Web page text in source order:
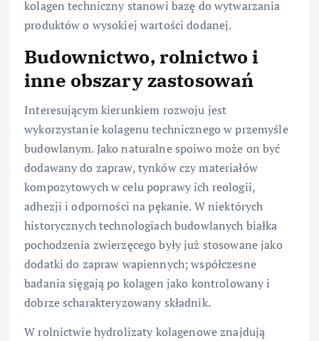
kolagen techniczny stanowi bazę do wytwarzania
produktów o wysokiej wartości dodanej.
Budownictwo, rolnictwo i
inne obszary zastosowań
Interesującym kierunkiem rozwoju jest
wykorzystanie kolagenu technicznego w przemyśle
budowlanym. Jako naturalne spoiwo może on być
dodawany do zapraw, tynków czy materiałów
kompozytowych w celu poprawy ich reologii,
adhezji i odporności na pękanie. W niektórych
historycznych technologiach budowlanych białka
pochodzenia zwierzęcego były już stosowane jako
dodatki do zapraw wapiennych; współczesne
badania sięgają po kolagen jako kontrolowany i
dobrze scharakteryzowany składnik.
W rolnictwie hydrolizaty kolagenowe znajdują